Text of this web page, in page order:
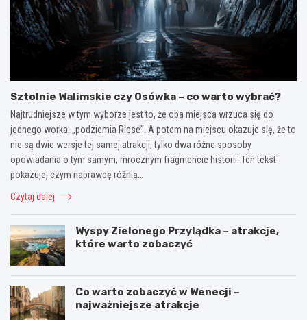
Sztolnie Walimskie czy Osówka – co warto wybrać?
Najtrudniejsze w tym wyborze jest to, że oba miejsca wrzuca się do
jednego worka: „podziemia Riese”. A potem na miejscu okazuje się, że to
nie są dwie wersje tej samej atrakcji, tylko dwa różne sposoby
opowiadania o tym samym, mrocznym fragmencie historii. Ten tekst
pokazuje, czym naprawdę różnią…
Czytaj dalej
Wyspy Zielonego Przylądka – atrakcje,
które warto zobaczyć
Co warto zobaczyć w Wenecji –
najważniejsze atrakcje